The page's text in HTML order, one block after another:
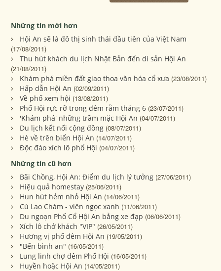
Những tin mới hơn
Hội An sẽ là đô thị sinh thái đầu tiên của Việt Nam
(17/08/2011)
Thu hút khách du lịch Nhật Bản đến di sản Hội An
(21/08/2011)
Khám phá miền đất giao thoa văn hóa cổ xưa (23/08/2011)
Hấp dẫn Hội An (02/09/2011)
Về phố xem hội (13/08/2011)
Phố Hội rực rỡ trong đêm rằm tháng 6 (23/07/2011)
'Khám phá' những trầm mặc Hội An (04/07/2011)
Du lịch kết nối cộng đồng (08/07/2011)
Hè về trên biển Hội An (14/07/2011)
Ðộc đáo xích lô phố Hội (04/07/2011)
Những tin cũ hơn
Bãi Chồng, Hội An: Điểm du lịch lý tưởng (27/06/2011)
Hiệu quả homestay (25/06/2011)
Hun hút hẻm nhỏ Hội An (14/06/2011)
Cù Lao Chàm - viên ngọc xanh (11/06/2011)
Du ngoạn Phố Cổ Hội An bằng xe đạp (06/06/2011)
Xích lô chở khách "VIP" (26/05/2011)
Hương vị phố đêm Hội An (19/05/2011)
"Bến bình an" (16/05/2011)
Lung linh chợ đêm Phố Hội (16/05/2011)
Huyền hoặc Hội An (14/05/2011)